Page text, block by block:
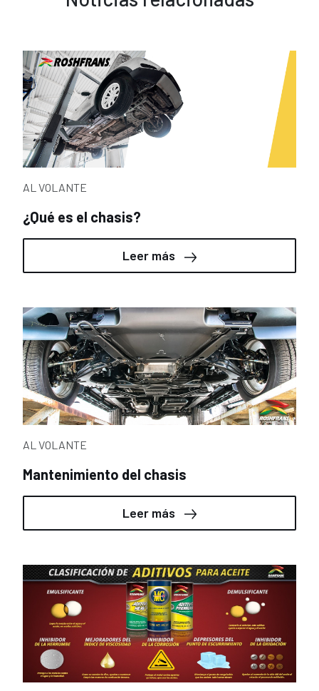
AL VOLANTE
¿Qué es el chasis?
Leer más
AL VOLANTE
Mantenimiento del chasis
Leer más